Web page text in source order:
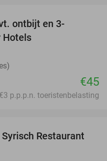
ontbijt en 3-
Hotels
€45
p.p.p.n. toeristenbelasting
32%
Restaurant